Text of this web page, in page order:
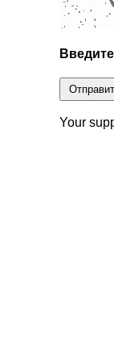
Your